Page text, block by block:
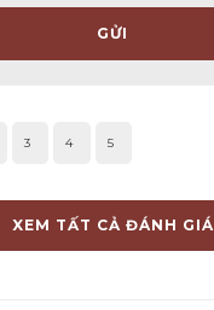
GỬI
3 4 5
XEM TẤT CẢ ĐÁNH GIÁ